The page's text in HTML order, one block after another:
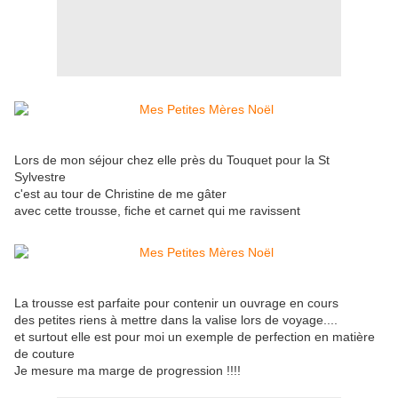
Lors de mon séjour chez elle près du Touquet pour la St
Sylvestre
c'est au tour de Christine de me gâter
avec cette trousse, fiche et carnet qui me ravissent
La trousse est parfaite pour contenir un ouvrage en cours
des petites riens à mettre dans la valise lors de voyage....
et surtout elle est pour moi un exemple de perfection en matière
de couture
Je mesure ma marge de progression !!!!